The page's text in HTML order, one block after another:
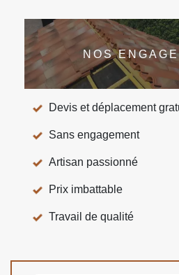
NOS
Devis et déplacement
Sans engagement
Artisan passionné
Prix imbattable
Travail de qualité